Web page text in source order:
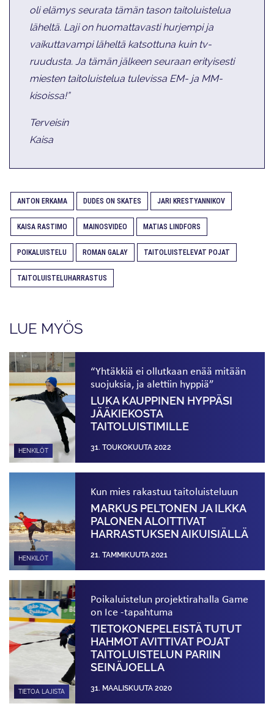
oli elämys seurata tämän tason taitoluistelua
läheltä. Laji on huomattavasti hurjempi ja
vaikuttavampi läheltä katsottuna kuin tv-
ruudusta. Ja tämän jälkeen seuraan erityisesti
miesten taitoluistelua tulevissa EM- ja MM-
kisoissa!”
Terveisin
Kaisa
ANTON ERKAMA DUDES ON SKATES JARI KRESTYANNIKOV
KAISA RASTIMO MAINOSVIDEO MATIAS LINDFORS
POIKALUISTELU ROMAN GALAY TAITOLUISTELEVAT POJAT
TAITOLUISTELUHARRASTUS
LUE MYÖS
HENKILÖT
“Yhtäkkiä ei ollutkaan enää mitään
suojuksia, ja alettiin hyppiä”
LUKA KAUPPINEN HYPPÄSI
JÄÄKIEKOSTA
TAITOLUISTIMILLE
31. TOUKOKUUTA 2022
HENKILÖT
Kun mies rakastuu taitoluisteluun
MARKUS PELTONEN JA ILKKA
PALONEN ALOITTIVAT
HARRASTUKSEN AIKUIS­IÄLLÄ
21. TAMMIKUUTA 2021
TIETOA LAJISTA
Poikaluistelun projektirahalla Game
on Ice -tapahtuma
TIETOKONEPELEISTÄ TUTUT
HAHMOT AVITTIVAT POJAT
TAITOLUISTELUN PARIIN
SEINÄJOELLA
31. MAALISKUUTA 2020